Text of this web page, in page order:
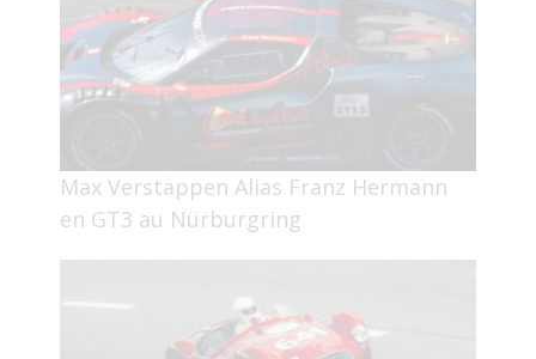
Max Verstappen Alias Franz Hermann
en GT3 au Nürburgring